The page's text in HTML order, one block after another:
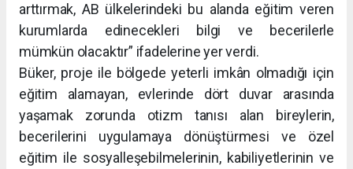
arttırmak, AB ülkelerindeki bu alanda eğitim veren
kurumlarda edinecekleri bilgi ve becerilerle
mümkün olacaktır” ifadelerine yer verdi.
Büker, proje ile bölgede yeterli imkân olmadığı için
eğitim alamayan, evlerinde dört duvar arasında
yaşamak zorunda otizm tanısı alan bireylerin,
becerilerini uygulamaya dönüştürmesi ve özel
eğitim ile sosyalleşebilmelerinin, kabiliyetlerinin ve